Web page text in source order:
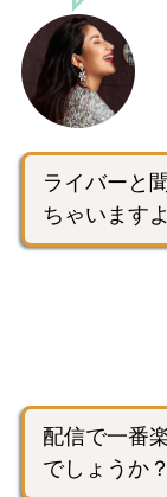
ライバーと
ちゃいます
配信で一番
でしょうか？